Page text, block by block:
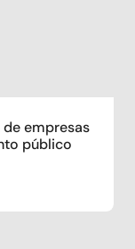
empresas
público